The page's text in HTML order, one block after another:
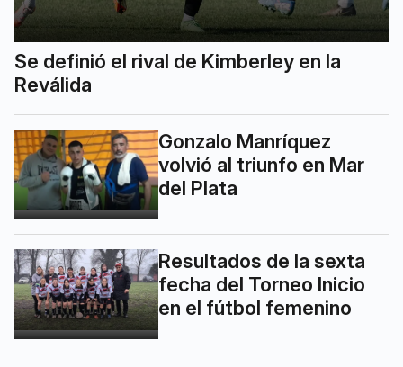
Se definió el rival de Kimberley en la
Reválida
Gonzalo Manríquez
volvió al triunfo en Mar
del Plata
Resultados de la sexta
fecha del Torneo Inicio
en el fútbol femenino